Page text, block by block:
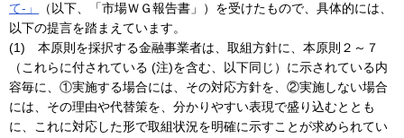
て-」
（以下、「市場ＷＧ報告書」）を受けたもので、具体的には、
以下の提言を踏まえています。
(1) 本原則を採択する金融事業者は、取組方針に、本原則２～７
（これらに付されている (注)を含む、以下同じ）に示されている内
容毎に、①実施する場合には、その対応方針を、②実施しない場合
には、その理由や代替策を、分かりやすい表現で盛り込むととも
に、これに対応した形で取組状況を明確に示すことが求められてい